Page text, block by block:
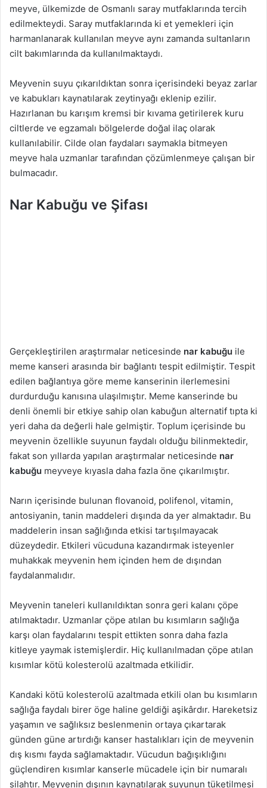
meyve, ülkemizde de Osmanlı saray mutfaklarında tercih
edilmekteydi. Saray mutfaklarında ki et yemekleri için
harmanlanarak kullanılan meyve aynı zamanda sultanların
cilt bakımlarında da kullanılmaktaydı.
Meyvenin suyu çıkarıldıktan sonra içerisindeki beyaz zarlar
ve kabukları kaynatılarak zeytinyağı eklenip ezilir.
Hazırlanan bu karışım kremsi bir kıvama getirilerek kuru
ciltlerde ve egzamalı bölgelerde doğal ilaç olarak
kullanılabilir. Cilde olan faydaları saymakla bitmeyen
meyve hala uzmanlar tarafından çözümlenmeye çalışan bir
bulmacadır.
Nar Kabuğu ve Şifası
Gerçekleştirilen araştırmalar neticesinde nar kabuğu ile
meme kanseri arasında bir bağlantı tespit edilmiştir. Tespit
edilen bağlantıya göre meme kanserinin ilerlemesini
durdurduğu kanısına ulaşılmıştır. Meme kanserinde bu
denli önemli bir etkiye sahip olan kabuğun alternatif tıpta ki
yeri daha da değerli hale gelmiştir. Toplum içerisinde bu
meyvenin özellikle suyunun faydalı olduğu bilinmektedir,
fakat son yıllarda yapılan araştırmalar neticesinde nar
kabuğu meyveye kıyasla daha fazla öne çıkarılmıştır.
Narın içerisinde bulunan flovanoid, polifenol, vitamin,
antosiyanin, tanin maddeleri dışında da yer almaktadır. Bu
maddelerin insan sağlığında etkisi tartışılmayacak
düzeydedir. Etkileri vücuduna kazandırmak isteyenler
muhakkak meyvenin hem içinden hem de dışından
faydalanmalıdır.
Meyvenin taneleri kullanıldıktan sonra geri kalanı çöpe
atılmaktadır. Uzmanlar çöpe atılan bu kısımların sağlığa
karşı olan faydalarını tespit ettikten sonra daha fazla
kitleye yaymak istemişlerdir. Hiç kullanılmadan çöpe atılan
kısımlar kötü kolesterolü azaltmada etkilidir.
Kandaki kötü kolesterolü azaltmada etkili olan bu kısımların
sağlığa faydalı birer öge haline geldiği aşikârdır. Hareketsiz
yaşamın ve sağlıksız beslenmenin ortaya çıkartarak
günden güne artırdığı kanser hastalıkları için de meyvenin
dış kısmı fayda sağlamaktadır. Vücudun bağışıklığını
güçlendiren kısımlar kanserle mücadele için bir numaralı
silahtır. Meyvenin dışının kaynatılarak suyunun tüketilmesi